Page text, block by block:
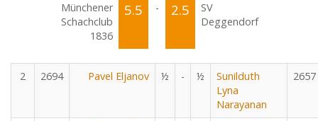
Münchener
Schachclub
1836
5.5 - 2.5
SV
Deggendorf
2 2694 Pavel Eljanov ½ - ½
Sunilduth
Lyna
Narayanan
2657